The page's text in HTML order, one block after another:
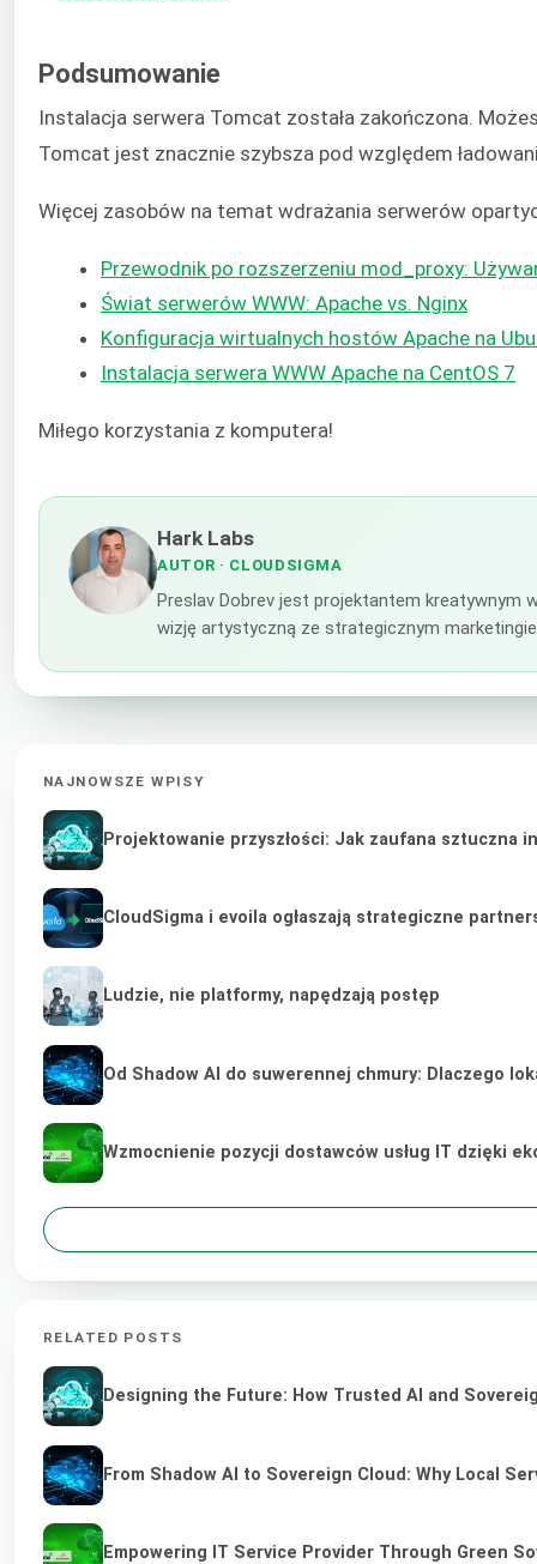
Podsumowanie
Instalacja serwera Tomcat została zakończona.
Tomcat jest znacznie szybsza pod względem
Więcej zasobów na temat wdrażania serwerów
Przewodnik po rozszerzeniu mod_proxy:
Świat serwerów WWW: Apache vs. Nginx
Konfiguracja wirtualnych hostów Apache na
Instalacja serwera WWW Apache na CentOS 7
Miłego korzystania z komputera!
Hark Labs
AUTOR · CLOUDSIGMA
Preslav Dobrev jest projektantem kreatywnym
wizję artystyczną ze strategicznym
NAJNOWSZE WPISY
Projektowanie przyszłości: Jak zaufana
CloudSigma i evoila ogłaszają strategiczne
Ludzie, nie platformy, napędzają postęp
Od Shadow AI do suwerennej chmury: Dlaczego
Wzmocnienie pozycji dostawców usług IT dzięki
RELATED POSTS
Designing the Future: How Trusted AI and
From Shadow AI to Sovereign Cloud: Why Local
Empowering IT Service Provider Through Green